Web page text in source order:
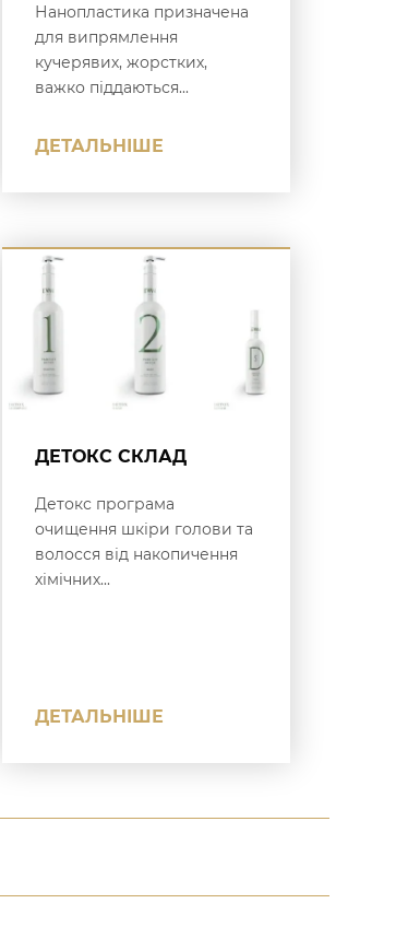
Нанопластика призначена
для випрямлення
кучерявих, жорстких,
важко піддаються...
ДЕТАЛЬНІШЕ
ДЕТОКС СКЛАД
Детокс програма
очищення шкіри голови та
волосся від накопичення
хімічних...
ДЕТАЛЬНІШЕ